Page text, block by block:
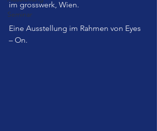
Seminar
im grosswerk, Wien.
Eine Ausstellung im Rahmen von Eyes
– On.